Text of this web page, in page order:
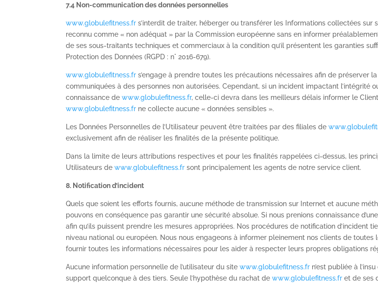
7.4 Non-communication des données personnelles
www.globulefitness.fr s’interdit de traiter, héberger ou transférer les Informations collectées sur
reconnu comme « non adéquat » par la Commission européenne sans en informer
de ses sous-traitants techniques et commerciaux à la condition qu’il présentent les garanties
Protection des Données (RGPD : n° 2016-679).
www.globulefitness.fr s’engage à prendre toutes les précautions nécessaires afin de préserver
communiquées à des personnes non autorisées. Cependant, si un incident impactant
connaissance dewww.globulefitness.fr, celle-ci devra dans les meilleurs délais informer le
www.globulefitness.fr ne collecte aucune « données sensibles ».
Les Données Personnelles de l’Utilisateur peuvent être traitées par des filiales de
exclusivement afin de réaliser les finalités de la présente politique.
Dans la limite de leurs attributions respectives et pour les finalités rappelées ci-dessus, les
Utilisateurs dewww.globulefitness.fr sont principalement les agents de notre service client.
8. Notification d’incident
Quels que soient les efforts fournis, aucune méthode de transmission sur Internet et aucune
pouvons en conséquence pas garantir une sécurité absolue. Si nous prenions connaissance
afin qu’ils puissent prendre les mesures appropriées. Nos procédures de notification d’incident
niveau national ou européen. Nous nous engageons à informer pleinement nos clients de
fournir toutes les informations nécessaires pour les aider à respecter leurs propres obligations
Aucune information personnelle de l’utilisateur du sitewww.globulefitness.fr n’est publiée à
support quelconque à des tiers. Seule l’hypothèse du rachat dewww.globulefitness.fr et de ses